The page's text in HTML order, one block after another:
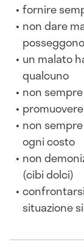
fornire
non dare
posseggono
un malato
qualcuno
non
non sempre
ogni costo
non
(cibi dolci)
situazione